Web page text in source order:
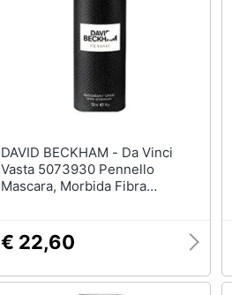
DAVID BECKHAM - Da Vinci
Vasta 5073930 Pennello
Mascara, Morbida Fibra
€ 22,60